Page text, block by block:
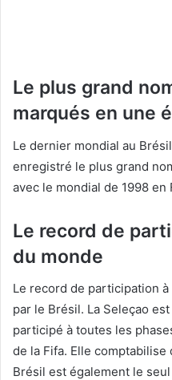
Le plus grand
marqués en une
Le dernier mondial au
enregistré le plus grand
avec le mondial de 1998 en
Le record de
du monde
Le record de participation
par le Brésil. La Seleçao
participé à toutes les
de la Fifa. Elle
Brésil est également le